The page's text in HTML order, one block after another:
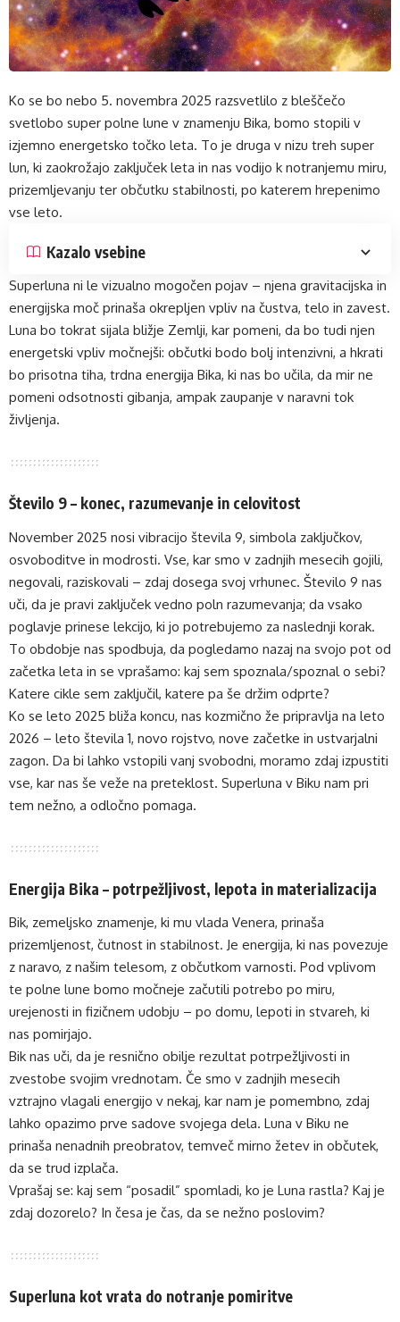
Ko se bo nebo 5. novembra 2025 razsvetlilo z bleščečo
svetlobo super polne lune v znamenju Bika, bomo stopili v
izjemno energetsko točko leta. To je druga v nizu treh super
lun, ki zaokrožajo zaključek leta in nas vodijo k notranjemu miru,
prizemljevanju ter občutku stabilnosti, po katerem hrepenimo
vse leto.
Kazalo vsebine
Superluna ni le vizualno mogočen pojav – njena gravitacijska in
energijska moč prinaša okrepljen vpliv na čustva, telo in zavest.
Luna bo tokrat sijala bližje Zemlji, kar pomeni, da bo tudi njen
energetski vpliv močnejši: občutki bodo bolj intenzivni, a hkrati
bo prisotna tiha, trdna energija Bika, ki nas bo učila, da mir ne
pomeni odsotnosti gibanja, ampak zaupanje v naravni tok
življenja.
Število 9 – konec, razumevanje in celovitost
November 2025 nosi vibracijo števila 9, simbola zaključkov,
osvoboditve in modrosti. Vse, kar smo v zadnjih mesecih gojili,
negovali, raziskovali – zdaj dosega svoj vrhunec. Število 9 nas
uči, da je pravi zaključek vedno poln razumevanja; da vsako
poglavje prinese lekcijo, ki jo potrebujemo za naslednji korak.
To obdobje nas spodbuja, da pogledamo nazaj na svojo pot od
začetka leta in se vprašamo: kaj sem spoznala/spoznal o sebi?
Katere cikle sem zaključil, katere pa še držim odprte?
Ko se leto 2025 bliža koncu, nas kozmično že pripravlja na leto
2026 – leto števila 1, novo rojstvo, nove začetke in ustvarjalni
zagon. Da bi lahko vstopili vanj svobodni, moramo zdaj izpustiti
vse, kar nas še veže na preteklost. Superluna v Biku nam pri
tem nežno, a odločno pomaga.
Energija Bika – potrpežljivost, lepota in materializacija
Bik, zemeljsko znamenje, ki mu vlada Venera, prinaša
prizemljenost, čutnost in stabilnost. Je energija, ki nas povezuje
z naravo, z našim telesom, z občutkom varnosti. Pod vplivom
te polne lune bomo močneje začutili potrebo po miru,
urejenosti in fizičnem udobju – po domu, lepoti in stvareh, ki
nas pomirjajo.
Bik nas uči, da je resnično obilje rezultat potrpežljivosti in
zvestobe svojim vrednotam. Če smo v zadnjih mesecih
vztrajno vlagali energijo v nekaj, kar nam je pomembno, zdaj
lahko opazimo prve sadove svojega dela. Luna v Biku ne
prinaša nenadnih preobratov, temveč mirno žetev in občutek,
da se trud izplača.
Vprašaj se: kaj sem “posadil” spomladi, ko je Luna rastla? Kaj je
zdaj dozorelo? In česa je čas, da se nežno poslovim?
Superluna kot vrata do notranje pomiritve